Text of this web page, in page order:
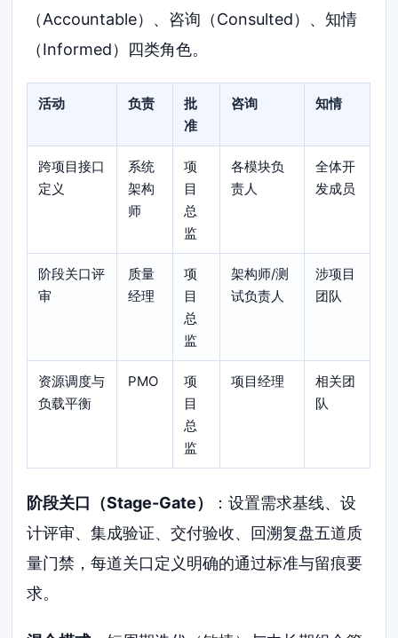
（Accountable）、咨询（Consulted）、知情
（Informed）四类角色。
活动 负责
批
准
咨询 知情
跨项目接口
定义
系统
架构
师
项
目
总
监
各模块负
责人
全体开
发成员
阶段关口评
审
质量
经理
项
目
总
监
架构师/测
试负责人
涉项目
团队
资源调度与
负载平衡
PMO
项
目
总
监
项目经理
相关团
队
阶段关口（Stage-Gate）
：设置需求基线、设
计评审、集成验证、交付验收、回溯复盘五道质
量门禁，每道关口定义明确的通过标准与留痕要
求。